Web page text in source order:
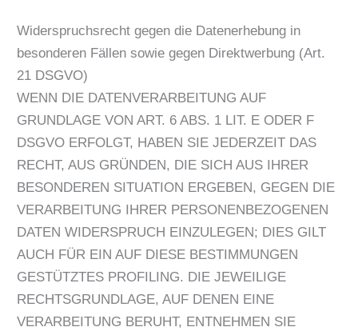
Widerspruchsrecht gegen die Datenerhebung in
besonderen Fällen sowie gegen Direktwerbung (Art.
21 DSGVO)
WENN DIE DATENVERARBEITUNG AUF
GRUNDLAGE VON ART. 6 ABS. 1 LIT. E ODER F
DSGVO ERFOLGT, HABEN SIE JEDERZEIT DAS
RECHT, AUS GRÜNDEN, DIE SICH AUS IHRER
BESONDEREN SITUATION ERGEBEN, GEGEN DIE
VERARBEITUNG IHRER PERSONENBEZOGENEN
DATEN WIDERSPRUCH EINZULEGEN; DIES GILT
AUCH FÜR EIN AUF DIESE BESTIMMUNGEN
GESTÜTZTES PROFILING. DIE JEWEILIGE
RECHTSGRUNDLAGE, AUF DENEN EINE
VERARBEITUNG BERUHT, ENTNEHMEN SIE